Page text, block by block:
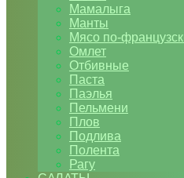
Мамалыга
Манты
Мясо по-
Омлет
Отбивные
Паста
Паэлья
Пельмени
Плов
Подлива
Полента
Рагу